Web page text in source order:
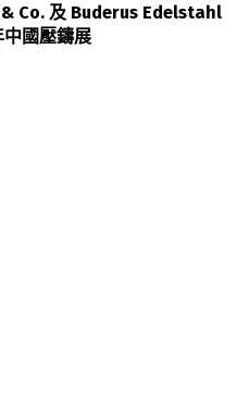
Co. 及 Buderus Edelstahl
國壓鑄展